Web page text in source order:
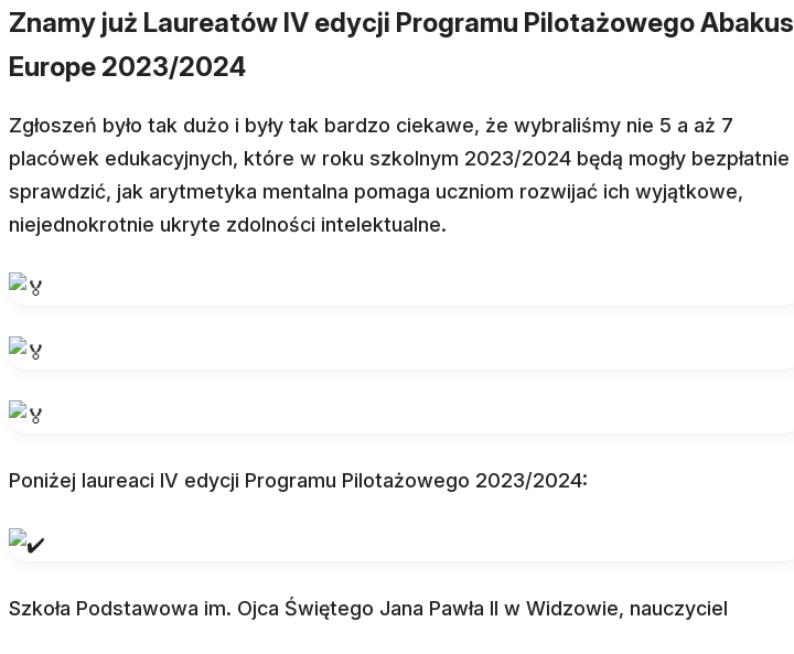
Znamy już Laureatów IV edycji Programu Pilotażowego Abakus
Europe 2023/2024
Zgłoszeń było tak dużo i były tak bardzo ciekawe, że wybraliśmy nie 5 a aż 7
placówek edukacyjnych, które w roku szkolnym 2023/2024 będą mogły bezpłatnie
sprawdzić, jak arytmetyka mentalna pomaga uczniom rozwijać ich wyjątkowe,
niejednokrotnie ukryte zdolności intelektualne.
Poniżej laureaci IV edycji Programu Pilotażowego 2023/2024:
Szkoła Podstawowa im. Ojca Świętego Jana Pawła II w Widzowie, nauczyciel